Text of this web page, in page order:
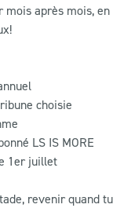
mois après mois, en
choisie
LS IS MORE
1er juillet
revenir quand tu